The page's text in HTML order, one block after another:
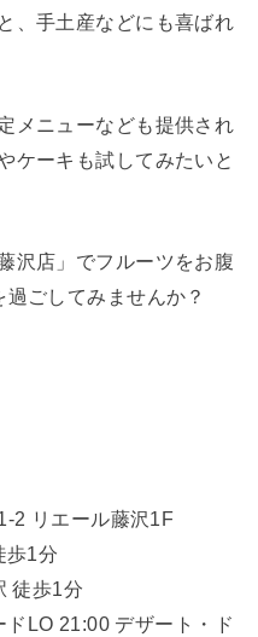
、手土産などにも喜ばれ
メニューなども提供され
ケーキも試してみたいと
沢店」でフルーツをお腹
ごしてみませんか？
2 リエール藤沢1F
歩1分
歩1分
LO 21:00 デザート・ド